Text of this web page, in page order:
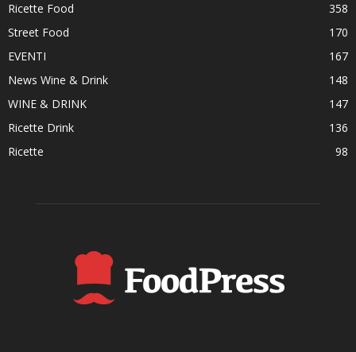
Ricette Food
358
Street Food
170
EVENTI
167
News Wine & Drink
148
WINE & DRINK
147
Ricette Drink
136
Ricette
98